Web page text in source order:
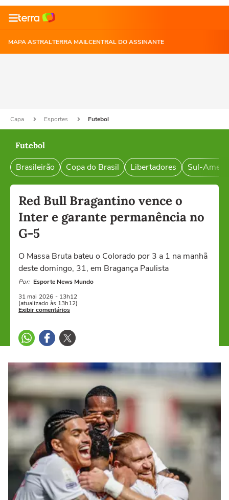
MAPA ASTRALTERRA MAILCENTRAL DO ASSINANTE
Capa Esportes Futebol
Futebol
Brasileirão Copa do Brasil Libertadores Sul-
Red Bull Bragantino vence o
Inter e garante permanência no
G-5
O Massa Bruta bateu o Colorado por 3 a 1 na manhã
deste domingo, 31, em Bragança Paulista
Por: Esporte News Mundo
31 mai 2026 - 13h12
(atualizado às 13h12)
Exibir comentários